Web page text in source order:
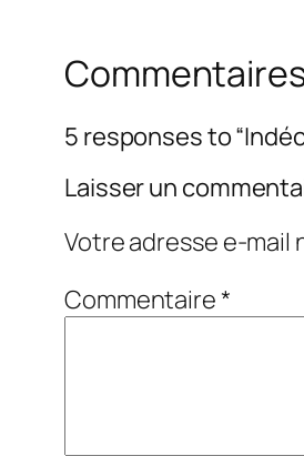
5 responses to
Laisser un
Votre adresse e-mail
Commentaire*